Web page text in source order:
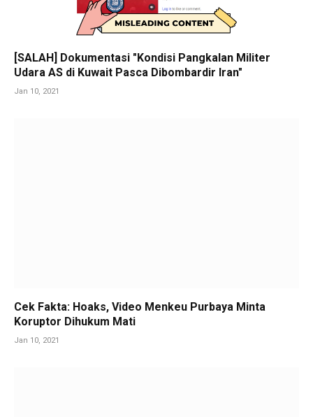
[SALAH] Dokumentasi "Kondisi Pangkalan Militer
Udara AS di Kuwait Pasca Dibombardir Iran"
Jan 10, 2021
Cek Fakta: Hoaks, Video Menkeu Purbaya Minta
Koruptor Dihukum Mati
Jan 10, 2021